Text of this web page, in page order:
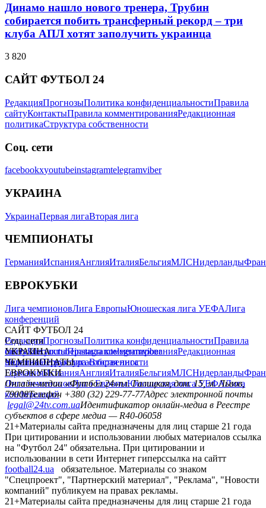
Динамо нашло нового тренера, Трубин
собирается побить трансферный рекорд – три
клуба АПЛ хотят заполучить украинца
3 820
САЙТ ФУТБОЛ 24
РедакцияПрогнозыПолитика конфиденциальностиПравила
сайтуКонтактыПравила комментированияРедакционная
политикаСтруктура собственности
Соц. сети
facebookxyoutubeinstagramtelegramviber
УКРАИНА
УкраинаПервая лигаВторая лига
ЧЕМПИОНАТЫ
ГерманияИспанияАнглияИталияБельгияМЛСНидерланды
ЕВРОКУБКИ
Лига чемпионовЛига ЕвропыЮношеская лига УЕФАЛига
конференций
САЙТ ФУТБОЛ 24
РедакцияПрогнозыПолитика конфиденциальностиПравила
сайтуКонтактыПравила комментированияРедакционная
политикаСтруктура собственности
Соц. сети
facebookxyoutubeinstagramtelegramviber
УКРАИНА
УкраинаПервая лигаВторая лига
ЧЕМПИОНАТЫ
ГерманияИспанияАнглияИталияБельгияМЛСНидерланды
ЕВРОКУБКИ
Лига чемпионовЛига ЕвропыЮношеская лига УЕФАЛига
конференций
Онлайн-медиа «Футбол 24»пл. Галицкая, дом. 15, м. Львов,
79008Телефон +380 (32) 229-77-77Адрес электронной почты
legal@24tv.com.uaИдентификатор онлайн-медиа в Реестре
субъектов в сфере медиа — R40-06058
21+Материалы сайта предназначены для лиц старше 21 года
При цитировании и использовании любых материалов ссылка
на "Футбол 24" обязательна. При цитировании и
использовании в сети Интернет гиперссылка на сайтт
football24.ua
обязательное. Материалы со знаком
"Спецпроект", "Партнерский материал", "Реклама", "Новости
компаний" публикуем на правах рекламы.
21+Материалы сайта предназначены для лиц старше 21 года